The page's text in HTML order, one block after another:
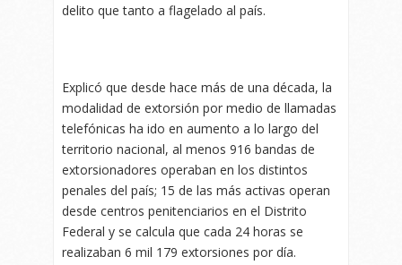
delito que tanto a flagelado al país.
Explicó que desde hace más de una década, la
modalidad de extorsión por medio de llamadas
telefónicas ha ido en aumento a lo largo del
territorio nacional, al menos 916 bandas de
extorsionadores operaban en los distintos
penales del país; 15 de las más activas operan
desde centros penitenciarios en el Distrito
Federal y se calcula que cada 24 horas se
realizaban 6 mil 179 extorsiones por día.